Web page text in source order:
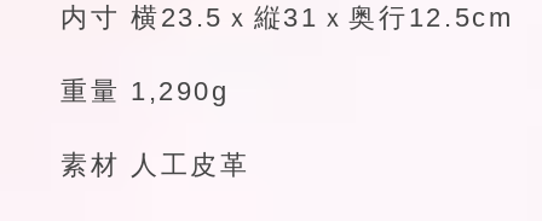
内寸 横23.5ｘ縦31ｘ奥行12.5cm
重量 1,290g
素材 人工皮革